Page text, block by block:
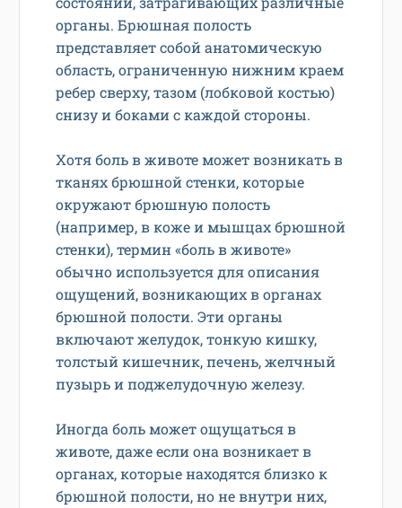
органы. Брюшная полость
представляет собой анатомическую
область, ограниченную нижним краем
ребер сверху, тазом (лобковой костью)
снизу и боками с каждой стороны.
Хотя боль в животе может возникать в
тканях брюшной стенки, которые
окружают брюшную полость
(например, в коже и мышцах брюшной
стенки), термин «боль в животе»
обычно используется для описания
ощущений, возникающих в органах
брюшной полости. Эти органы
включают желудок, тонкую кишку,
толстый кишечник, печень, желчный
пузырь и поджелудочную железу.
Иногда боль может ощущаться в
животе, даже если она возникает в
органах, которые находятся близко к
брюшной полости, но не внутри них,